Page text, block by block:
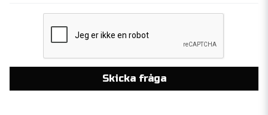
Skicka fråga